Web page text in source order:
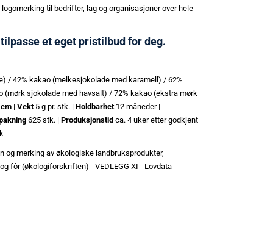
til bedrifter, lag og organisasjoner over hele
et eget pristilbud for deg.
/ 42% kakao (melkesjokolade med karamell) / 62%
(mørk sjokolade med havsalt) / 72% kakao (ekstra mørk
cm | Vekt 5 g pr. stk. |Holdbarhet12 måneder |
625 stk. |Produksjonstid ca. 4 uker etter godkjent